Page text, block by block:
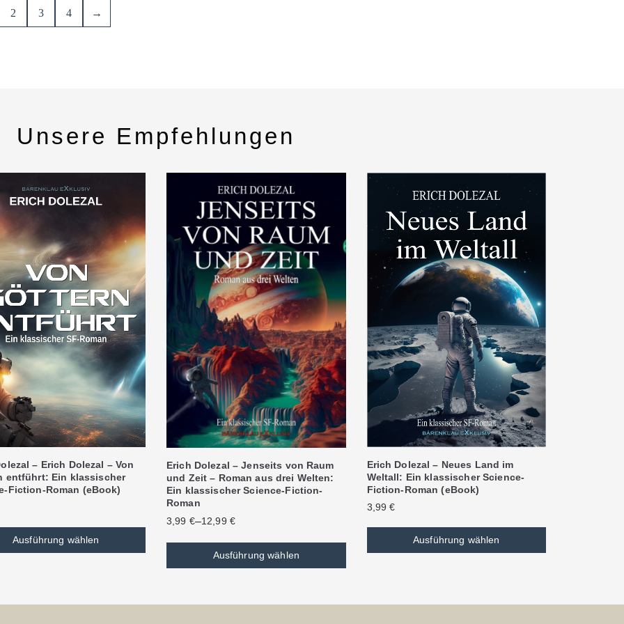
2 3 4 →
Unsere Empfehlungen
– Erich Dolezal – Von
entführt: Ein klassischer
Fiction-Roman (eBook)
Ausführung wählen
Erich Dolezal – Jenseits von Raum
und Zeit – Roman aus drei Welten:
Ein klassischer Science-Fiction-
Roman
3,99 €–12,99 €
Ausführung wählen
Erich Dolezal – Neues Land im
Weltall: Ein klassischer Science-
Fiction-Roman (eBook)
3,99€
Ausführung wählen